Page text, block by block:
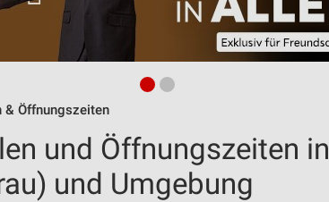
& Öffnungszeiten
und Öffnungszeiten in
und Umgebung